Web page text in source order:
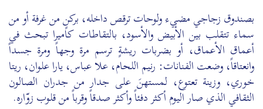
بصندوق زجاجي مضيء ولوحات ترقص داخله، بركنٍ من غرفة أو من
سماء تتقلب بين الأبيض والأسود، بالتقاطات كاميرا تبحث في
أعماق الأعماق، أو بضربات ريشةٍ ترسم مرة وجهاً ومرة جسداً
وانعتاقاً، وضعت الفنانات: رنيم اللحام، علا عباس، يارا علوان، ريتا
خوري، وزينة تعتوع، لمستهنَ على جدار من جدران الصالون
الثقافي الذي صار اليوم أكثر دفئاً وأكثر صدقاً وقرباً من قلوب زوّاره.